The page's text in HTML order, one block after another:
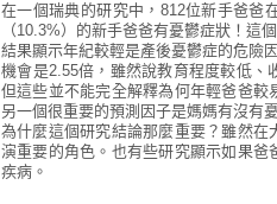
在一個瑞典的研究中，812位新手爸爸
（10.3%）的新手爸爸有憂鬱症狀！這
結果顯示年紀較輕是產後憂鬱症的危險
機會是2.55倍，雖然說教育程度較低
但這些並不能完全解釋為何年輕爸爸
另一個很重要的預測因子是媽媽有沒有
為什麼這個研究結論那麼重要？雖然
演重要的角色。也有些研究顯示如果
疾病。